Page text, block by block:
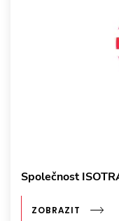
Společnost
ZOBRAZIT